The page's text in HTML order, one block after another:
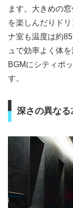
ます。大きめの
を楽しんだりド
ナ室も温度は約
ュで効率よく体を
BGMにシティポ
す。
深さの異なる